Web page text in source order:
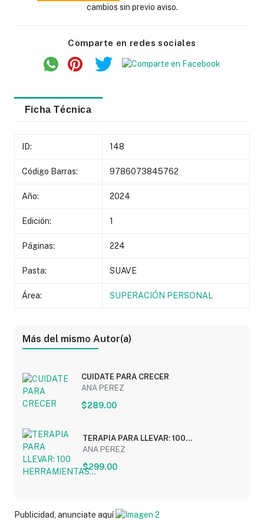
cambios sin previo aviso.
Comparte en redes sociales
Ficha Técnica
ID: 148
Código Barras: 9786073845762
Año: 2024
Edición: 1
Páginas: 224
Pasta: SUAVE
Área: SUPERACIÓN PERSONAL
Más del mismo Autor(a)
CUIDATE PARA CRECER
ANA PEREZ
$289.00
TERAPIA PARA LLEVAR: 100
HERRAMIENTAS...
ANA PEREZ
$299.00
Publicidad, anunciate aquí